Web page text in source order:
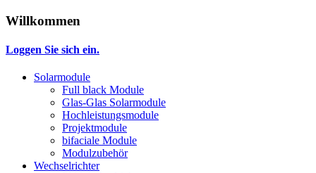
Willkommen
Loggen Sie sich ein.
Solarmodule
Full black Module
Glas-Glas Solarmodule
Hochleistungsmodule
Projektmodule
bifaciale Module
Modulzubehör
Wechselrichter